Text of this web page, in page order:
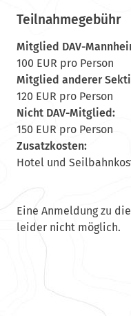
Teilnahmegebühr
Mitglied DAV-
100 EUR pro Person
Mitglied anderer
120 EUR pro Person
Nicht DAV-Mitglied:
150 EUR pro Person
Zusatzkosten:
Hotel und
Eine Anmeldung zu
leider nicht möglich.